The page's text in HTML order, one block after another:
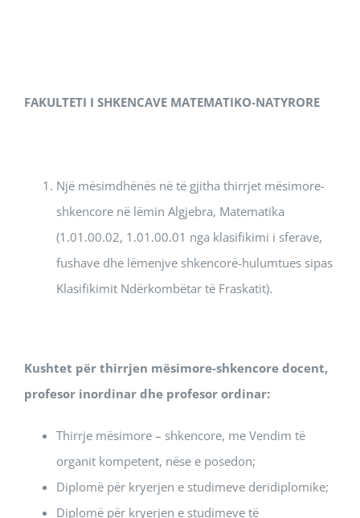
FAKULTETI I SHKENCAVE MATEMATIKO-NATYRORE
Një mësimdhënës në të gjitha thirrjet mësimore-
shkencore në lëmin Algjebra, Matematika
(1.01.00.02, 1.01.00.01 nga klasifikimi i sferave,
fushave dhe lëmenjve shkencorë-hulumtues sipas
Klasifikimit Ndërkombëtar të Fraskatit).
Kushtet për thirrjen mësimore-shkencore docent,
profesor inordinar dhe profesor ordinar:
Thirrje mësimore – shkencore, me Vendim të
organit kompetent, nëse e posedon;
Diplomë për kryerjen e studimeve deridiplomike;
Diplomë për kryerjen e studimeve të